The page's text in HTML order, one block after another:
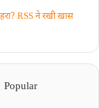
RSS ने रखी खास
Popular